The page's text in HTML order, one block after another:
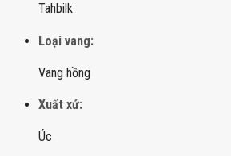
Tahbilk
Loại vang:
Vang hồng
Xuất xứ:
Úc